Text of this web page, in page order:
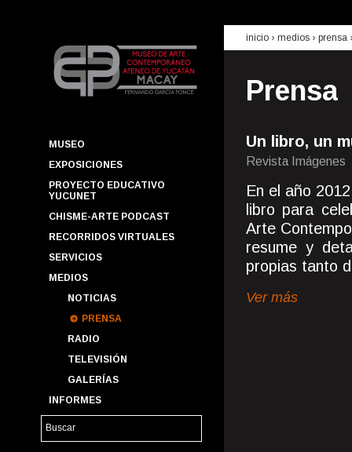
MUSEO
EXPOSICIONES
PROYECTO EDUCATIVO
YUCUNET
CHISME-ARTE PODCAST
RECORRIDOS VIRTUALES
SERVICIOS
MEDIOS
NOTICIAS
PRENSA
RADIO
TELEVISIÓN
GALERÍAS
INFORMES
inicio › medios › prensa
Prensa
Un libro, un
Revista Imágenes
En el año
libro para
Arte
resume y
propias tanto
Ver más